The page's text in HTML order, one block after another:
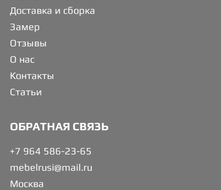
Доставка и сборка
Замер
Отзывы
О нас
Контакты
Статьи
ОБРАТНАЯ СВЯЗЬ
+7 964 586-23-65
mebelrusi@mail.ru
Москва